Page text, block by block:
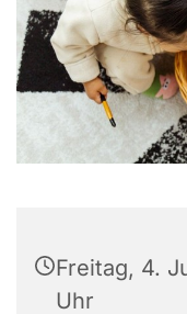
Freitag, 4.
Uhr